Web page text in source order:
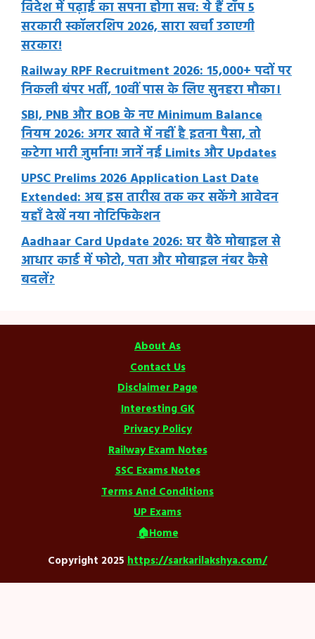
विदेश में पढ़ाई का सपना होगा सच: ये हैं टॉप 5
सरकारी स्कॉलरशिप 2026, सारा खर्चा उठाएगी
सरकार!
Railway RPF Recruitment 2026: 15,000+ पदों पर
निकली बंपर भर्ती, 10वीं पास के लिए सुनहरा मौका।
SBI, PNB और BOB के नए Minimum Balance
नियम 2026: अगर खाते में नहीं है इतना पैसा, तो
कटेगा भारी जुर्माना! जानें नई Limits और Updates
UPSC Prelims 2026 Application Last Date
Extended: अब इस तारीख तक कर सकेंगे आवेदन
यहाँ देखें नया नोटिफिकेशन
Aadhaar Card Update 2026: घर बैठे मोबाइल से
आधार कार्ड में फोटो, पता और मोबाइल नंबर कैसे
बदलें?
About As
Contact Us
Disclaimer Page
Interesting GK
Privacy Policy
Railway Exam Notes
SSC Exams Notes
Terms And Conditions
UP Exams
🏠Home
Copyright 2025 https://sarkarilakshya.com/